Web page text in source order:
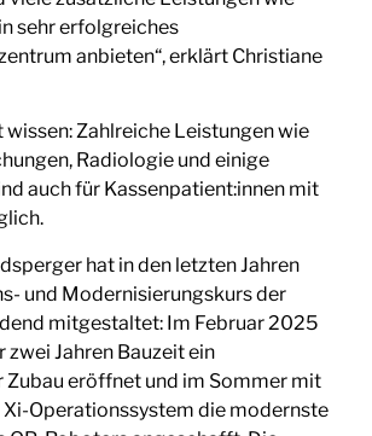
sehr erfolgreiches
anbieten“, erklärt Christiane
wissen: Zahlreiche Leistungen wie
Radiologie und einige
auch für Kassenpatient:innen mit
hat in den letzten Jahren
und Modernisierungskurs der
mitgestaltet: Im Februar 2025
zwei Jahren Bauzeit ein
Zubau eröffnet und im Sommer mit
Xi-Operationssystem die modernste